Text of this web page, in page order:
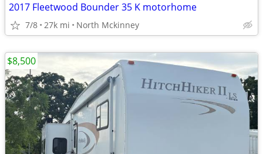
2017 Fleetwood Bounder 35 K motorhome
7/8 27k mi North Mckinney
$8,500